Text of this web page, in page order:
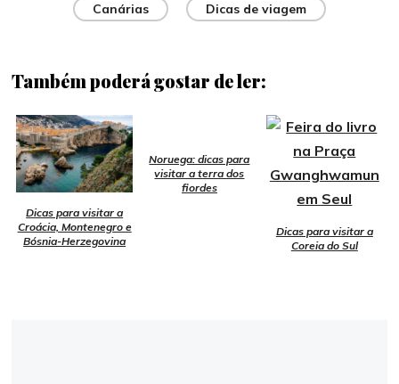
Canárias Dicas de viagem
Também poderá gostar de ler:
Dicas para visitar a
Croácia, Montenegro e
Bósnia-Herzegovina
Noruega: dicas para
visitar a terra dos
fiordes
Dicas para visitar a
Coreia do Sul